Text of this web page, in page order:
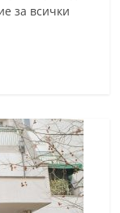
за всички